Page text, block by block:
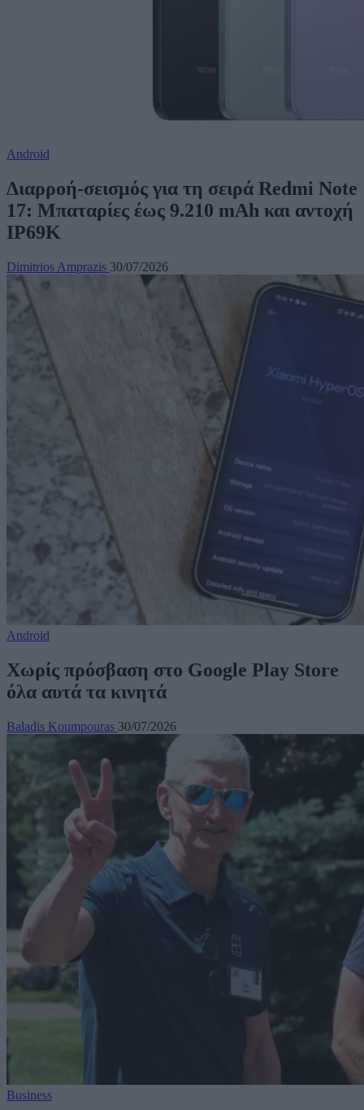
Android
Διαρροή-σεισμός για τη σειρά Redmi Note
17: Μπαταρίες έως 9.210 mAh και αντοχή
IP69K
Dimitrios Amprazis 30/07/2026
Android
Χωρίς πρόσβαση στο Google Play Store
όλα αυτά τα κινητά
Baladis Koumpouras 30/07/2026
Business